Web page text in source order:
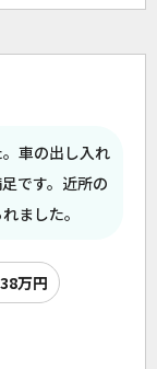
車の出し入れ
です。近所の
ました。
万円